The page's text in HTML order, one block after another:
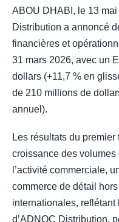
ABOU DHABI, le 13
Distribution a annoncé
financières et
31 mars 2026, avec un
dollars (+11,7 % en
de 210 millions de
annuel).
Les résultats du
croissance des volumes
l’activité commerciale,
commerce de détail
internationales,
d’ADNOC Distribution,